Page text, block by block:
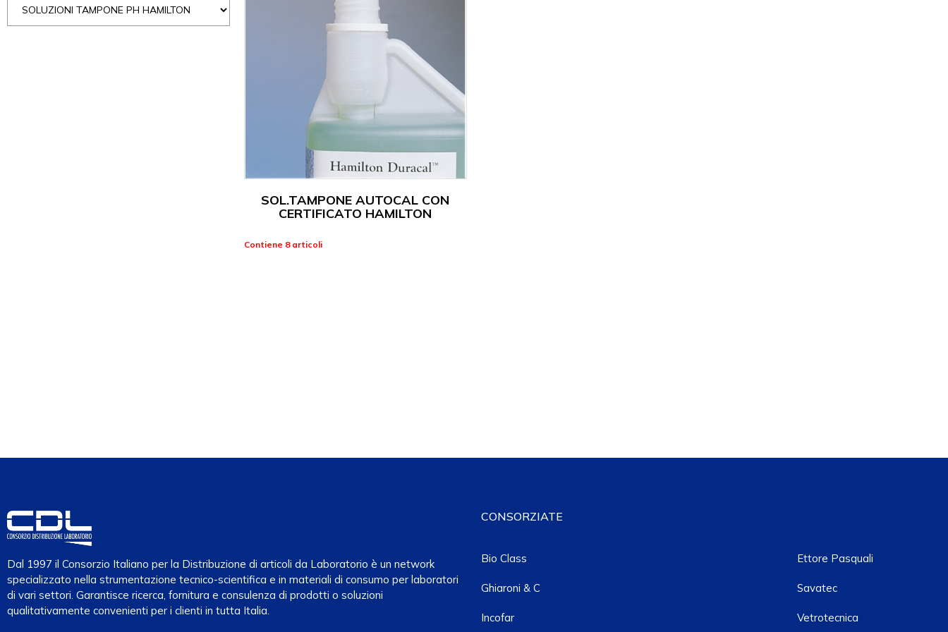
SOL.TAMPONE AUTOCAL CON
CERTIFICATO HAMILTON
Contiene 8 articoli
Dal 1997 il Consorzio Italiano per la Distribuzione di articoli da Laboratorio è un network
specializzato nella strumentazione tecnico-scientifica e in materiali di consumo per laboratori
di vari settori. Garantisce ricerca, fornitura e consulenza di prodotti o soluzioni
qualitativamente convenienti per i clienti in tutta Italia.
CONSORZIATE
Bio Class
Ghiaroni & C
Incofar
Ettore Pasquali
Savatec
Vetrotecnica